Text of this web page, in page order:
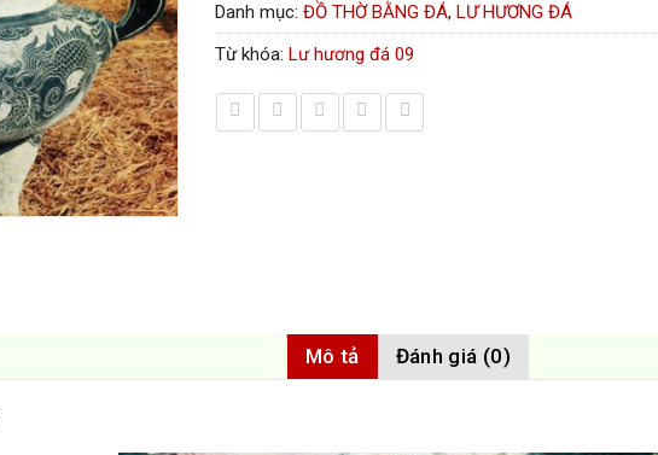
Danh mục: ĐỒ THỜ BẰNG ĐÁ, LƯ HƯƠNG ĐÁ
Từ khóa: Lư hương đá 09
Mô tả Đánh giá (0)